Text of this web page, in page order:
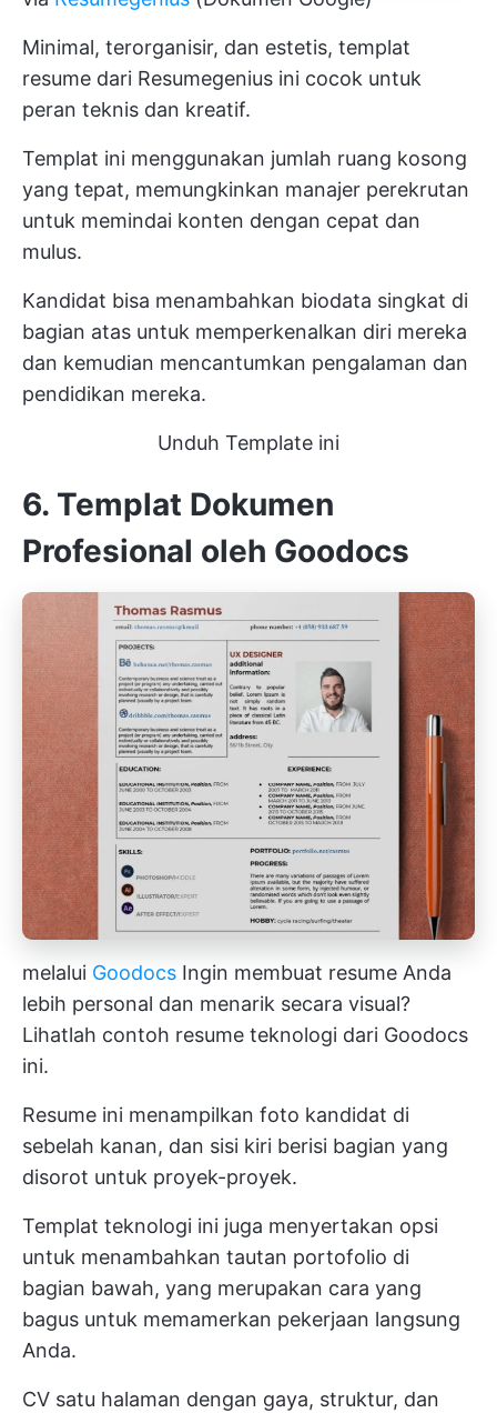
Minimal, terorganisir, dan estetis, templat
resume dari Resumegenius ini cocok untuk
peran teknis dan kreatif.
Templat ini menggunakan jumlah ruang kosong
yang tepat, memungkinkan manajer perekrutan
untuk memindai konten dengan cepat dan
mulus.
Kandidat bisa menambahkan biodata singkat di
bagian atas untuk memperkenalkan diri mereka
dan kemudian mencantumkan pengalaman dan
pendidikan mereka.
Unduh Template ini
6. Templat Dokumen
Profesional oleh Goodocs
melalui Goodocs Ingin membuat resume Anda
lebih personal dan menarik secara visual?
Lihatlah contoh resume teknologi dari Goodocs
ini.
Resume ini menampilkan foto kandidat di
sebelah kanan, dan sisi kiri berisi bagian yang
disorot untuk proyek-proyek.
Templat teknologi ini juga menyertakan opsi
untuk menambahkan tautan portofolio di
bagian bawah, yang merupakan cara yang
bagus untuk memamerkan pekerjaan langsung
Anda.
CV satu halaman dengan gaya, struktur, dan